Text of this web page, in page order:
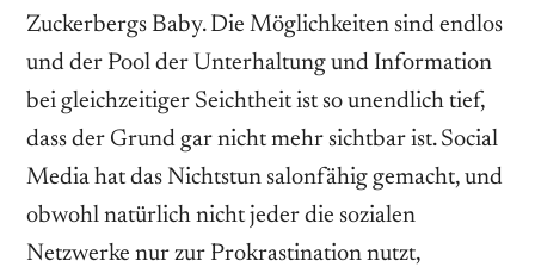
Zuckerbergs Baby. Die Möglichkeiten sind endlos
und der Pool der Unterhaltung und Information
bei gleichzeitiger Seichtheit ist so unendlich tief,
dass der Grund gar nicht mehr sichtbar ist. Social
Media hat das Nichtstun salonfähig gemacht, und
obwohl natürlich nicht jeder die sozialen
Netzwerke nur zur Prokrastination nutzt,